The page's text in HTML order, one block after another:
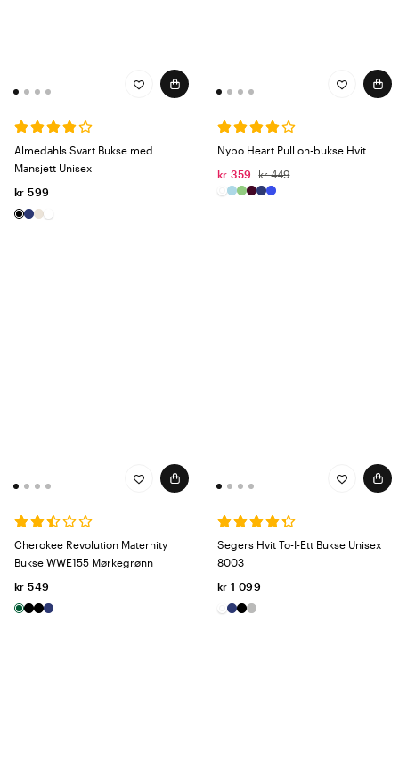
Almedahls Svart Bukse med
Mansjett Unisex
kr 599
Nybo Heart Pull on-bukse Hvit
kr 359
kr 449
Cherokee Revolution Maternity
Bukse WWE155 Mørkegrønn
kr 549
Segers Hvit To-I-Ett Bukse Unisex
8003
kr 1 099